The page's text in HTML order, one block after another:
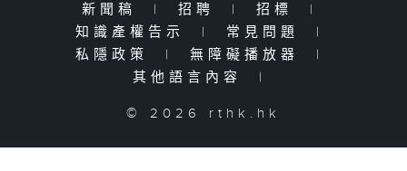
新聞稿 | 招聘 | 招標
|
知識產權告示
| 常見問題
|
私隱政策
| 無障礙播放器
|
其他語言內容
|
© 2026 rthk.hk